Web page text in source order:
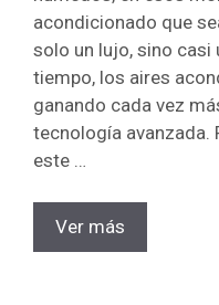
acondicionado que
solo un lujo, sino casi
tiempo, los aires
ganando cada vez
tecnología avanzada.
este …
Ver más